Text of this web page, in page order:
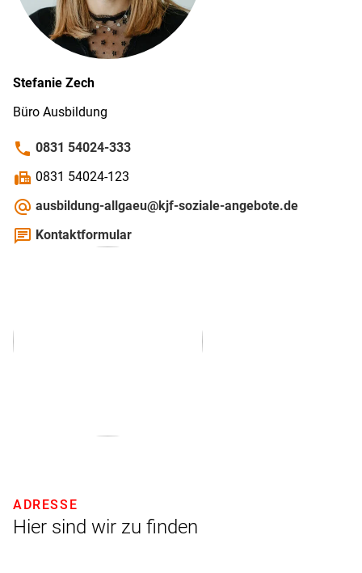
Stefanie Zech
Büro Ausbildung
phone 0831 54024-333
fax 0831 54024-123
alternate_email ausbildung-allgaeu@kjf-soziale-angebote.de
chat Kontaktformular
Hier sind wir zu finden
ADRESSE